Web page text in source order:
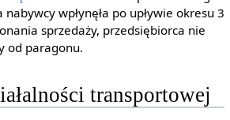
wpłynęła po upływie okresu 3
sprzedaży, przedsiębiorca nie
od paragonu.
transportowej